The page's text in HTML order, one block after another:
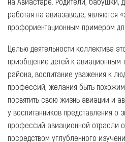
работая на авиазаводе, являются
профориентационным примером
Целью деятельности коллектива
приобщение детей к авиационным
района, воспитание уважения к
профессий, желания быть
посвятить свою жизнь авиации и
у воспитанников представления о
профессий авиационной отрасли
посредством углубленного